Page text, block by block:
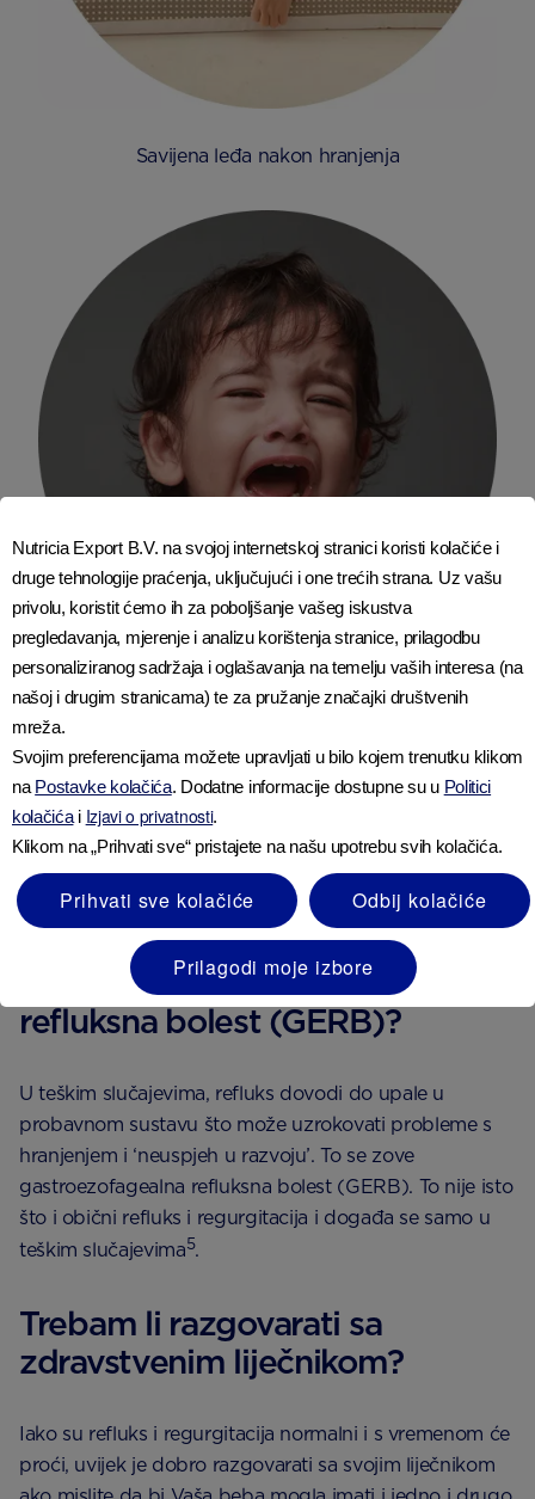
Savijena leđa nakon hranjenja
Vrhunac simptoma je oko 4-6 mjeseci, a bebe ih
obično počinju prerastati između 6-12 mjeseci. Iako ne
možete ‘izliječiti’ refluks ili regurgitaciju, postoje
praktični načini na koje možete pomoći svojoj bebi da
se osjeća ugodnije dok prirodno ne preraste iz toga.
Što je gastroezofagealna
refluksna bolest (GERB)?
U teškim slučajevima, refluks dovodi do upale u
probavnom sustavu što može uzrokovati probleme s
hranjenjem i ‘neuspjeh u razvoju’. To se zove
gastroezofagealna refluksna bolest (GERB). To nije isto
što i obični refluks i regurgitacija i događa se samo u
teškim slučajevima5.
Trebam li razgovarati sa
zdravstvenim liječnikom?
Iako su refluks i regurgitacija normalni i s vremenom će
proći, uvijek je dobro razgovarati sa svojim liječnikom
Nutricia Export B.V. na svojoj internetskoj stranici koristi kolačiće i
druge tehnologije praćenja, uključujući i one trećih strana. Uz vašu
privolu, koristit ćemo ih za poboljšanje vašeg iskustva
pregledavanja, mjerenje i analizu korištenja stranice, prilagodbu
personaliziranog sadržaja i oglašavanja na temelju vaših interesa (na
našoj i drugim stranicama) te za pružanje značajki društvenih
mreža.
Svojim preferencijama možete upravljati u bilo kojem trenutku klikom
na Postavke kolačića. Dodatne informacije dostupne su u Politici
kolačićai Izjavi o privatnosti.
Klikom na „Prihvati sve“ pristajete na našu upotrebu svih kolačića.
Prihvati sve kolačiće Odbij kolačiće
Prilagodi moje izbore